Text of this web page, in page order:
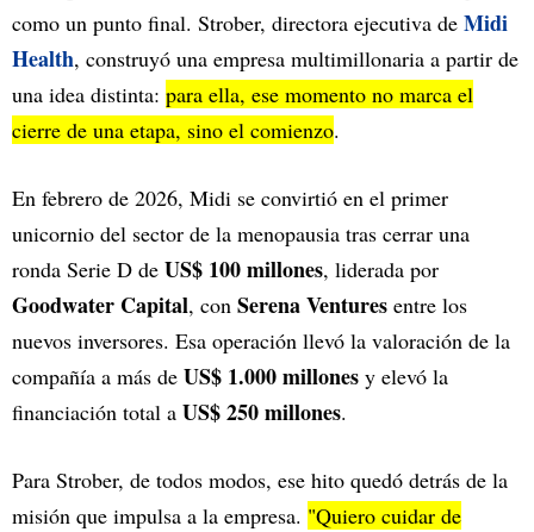
como un punto final. Strober, directora ejecutiva de Midi
Health, construyó una empresa multimillonaria a partir de
una idea distinta: para ella, ese momento no marca el
cierre de una etapa, sino el comienzo.
En febrero de 2026, Midi se convirtió en el primer
unicornio del sector de la menopausia tras cerrar una
ronda Serie D de US$ 100 millones, liderada por
Goodwater Capital, con Serena Ventures entre los
nuevos inversores. Esa operación llevó la valoración de la
compañía a más de US$ 1.000 millones y elevó la
financiación total a US$ 250 millones.
Para Strober, de todos modos, ese hito quedó detrás de la
misión que impulsa a la empresa. "Quiero cuidar de